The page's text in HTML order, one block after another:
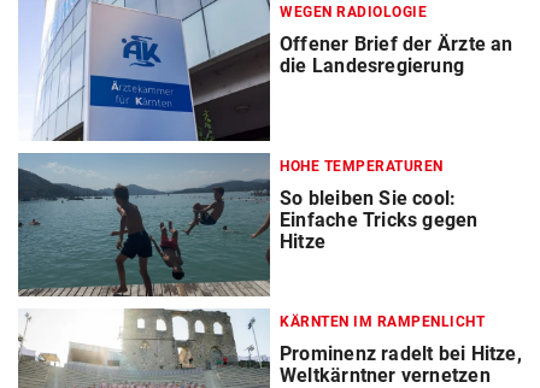
WEGEN RADIOLOGIE
Offener Brief der Ärzte an
die Landesregierung
HOHE TEMPERATUREN
So bleiben Sie cool:
Einfache Tricks gegen
Hitze
KÄRNTEN IM RAMPENLICHT
Prominenz radelt bei Hitze,
Weltkärntner vernetzen